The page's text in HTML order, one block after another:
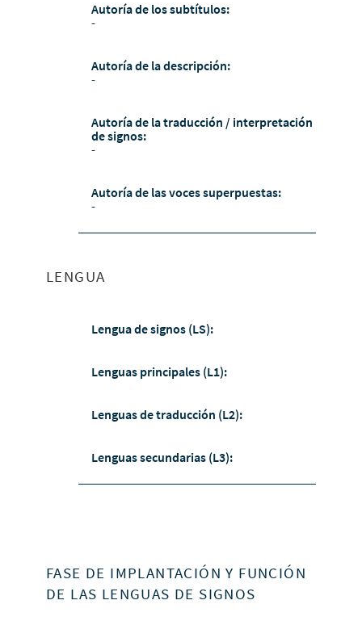
Autoría de los subtítulos:
-
Autoría de la descripción:
-
Autoría de la traducción / interpretación
de signos:
-
Autoría de las voces superpuestas:
-
LENGUA
Lengua de signos (LS):
Lenguas principales (L1):
Lenguas de traducción (L2):
Lenguas secundarias (L3):
FASE DE IMPLANTACIÓN Y FUNCIÓN
DE LAS LENGUAS DE SIGNOS